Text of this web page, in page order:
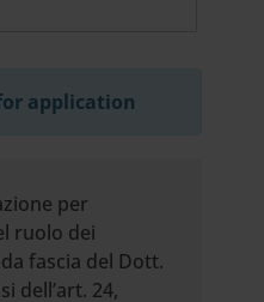
application
per
ruolo dei
fascia del Dott.
dell’art. 24,